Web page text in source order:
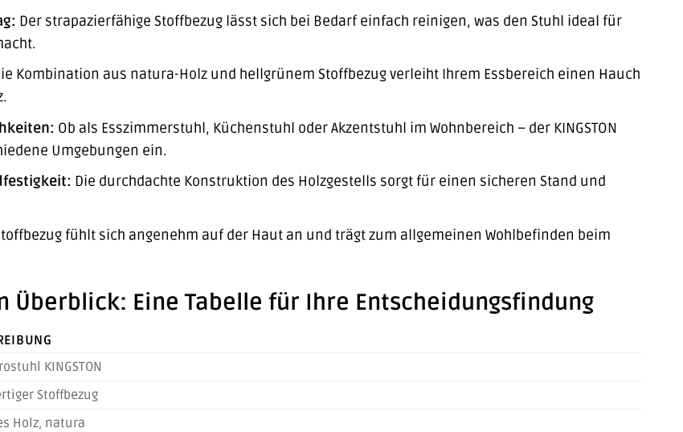
Der strapazierfähige Stoffbezug lässt sich bei Bedarf einfach reinigen, was den Stuhl ideal für
Kombination aus natura-Holz und hellgrünem Stoffbezug verleiht Ihrem Essbereich einen Hauch
Ob als Esszimmerstuhl, Küchenstuhl oder Akzentstuhl im Wohnbereich – der KINGSTON
Umgebungen ein.
Die durchdachte Konstruktion des Holzgestells sorgt für einen sicheren Stand und
fühlt sich angenehm auf der Haut an und trägt zum allgemeinen Wohlbefinden beim
Überblick: Eine Tabelle für Ihre Entscheidungsfindung
KINGSTON
Stoffbezug
Holz, natura